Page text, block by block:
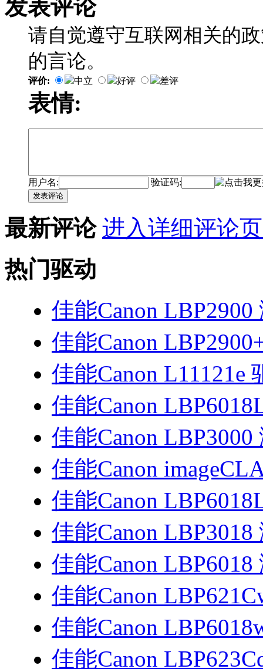
发表评论
请自觉遵守互联网相关的
的言论。
评价: 中立 好评 差评
表情:
用户名: 验证码:
发表评论
最新评论 进入详细评论
热门驱动
佳能Canon
佳能Canon
佳能Canon L11121e
佳能Canon
佳能Canon
佳能Canon
佳能Canon
佳能Canon
佳能Canon
佳能Canon
佳能Canon
佳能Canon